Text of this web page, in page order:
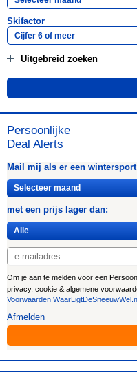
Skifactor
Uitgebreid zoeken
Persoonlijke
Deal Alerts
Mail mij als er een
met een prijs lager dan:
Om je aan te melden voor een
privacy, cookie & algemene
Voorwaarden
Afmelden